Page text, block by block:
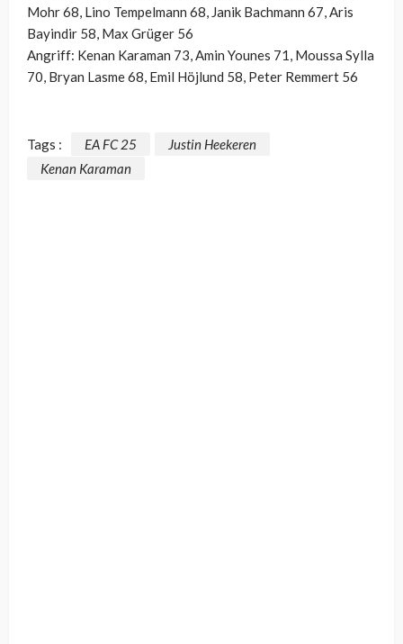
Mohr 68, Lino Tempelmann 68, Janik Bachmann 67, Aris
Bayindir 58, Max Grüger 56
Angriff: Kenan Karaman 73, Amin Younes 71, Moussa Sylla
70, Bryan Lasme 68, Emil Höjlund 58, Peter Remmert 56
Tags : EA FC 25
Justin Heekeren
Kenan Karaman